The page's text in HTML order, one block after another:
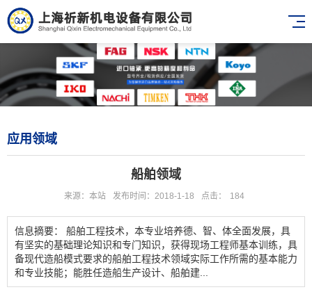
应用领域
船舶领域
来源：本站 发布时间：2018-1-18 点击： 184
信息摘要： 船舶工程技术，本专业培养德、智、体全面发展，具
有坚实的基础理论知识和专门知识，获得现场工程师基本训练，具
备现代造船模式要求的船舶工程技术领域实际工作所需的基本能力
和专业技能；能胜任造船生产设计、船舶建...